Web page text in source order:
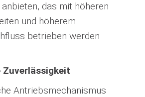
das mit höheren
und höherem
betrieben werden
Zuverlässigkeit
Antriebsmechanismus